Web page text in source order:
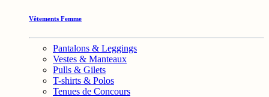
Vêtements Femme
Pantalons & Leggings
Vestes & Manteaux
Pulls & Gilets
T-shirts & Polos
Tenues de Concours